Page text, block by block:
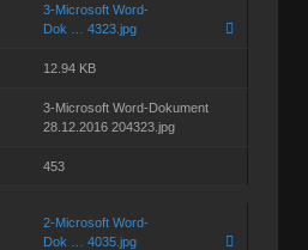
3-Microsoft Word-
Dok … 4323.jpg
12.94 KB
3-Microsoft Word-Dokument
28.12.2016 204323.jpg
453
2-Microsoft Word-
Dok … 4035.jpg